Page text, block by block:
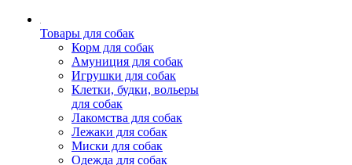
Товары для собак
Корм для собак
Амуниция для собак
Игрушки для собак
Клетки, будки, вольеры
для собак
Лакомства для собак
Лежаки для собак
Миски для собак
Одежда для собак